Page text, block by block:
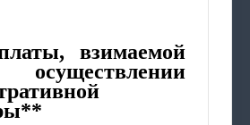
взимаемой